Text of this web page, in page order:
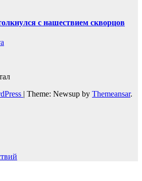
с нашествием скворцов
| Theme: Newsup by Themeansar.